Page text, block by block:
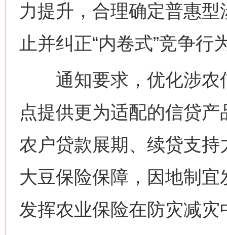
力提升，合理确定普惠
止并纠正“内卷式”竞争行
通知要求，优化涉农
点提供更为适配的信贷
农户贷款展期、续贷支
大豆保险保障，因地制
发挥农业保险在防灾减灾